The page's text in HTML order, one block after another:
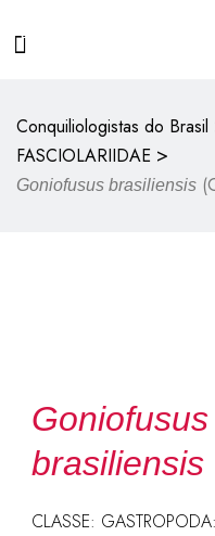
Conquiliologistas do Brasil
FASCIOLARIIDAE >
Goniofusus brasiliensis
Goniofusus
brasiliensis
CLASSE: GASTROPODA: